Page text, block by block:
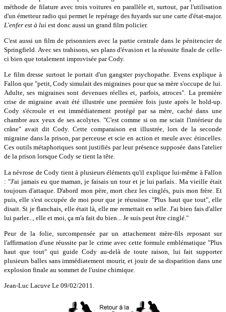
méthode de filature avec trois voitures en parallèle et, surtout, par l'utilisation
d'un émetteur radio qui permet le repérage des fuyards sur une carte d'état-major.
L'enfer est à lui est donc aussi un grand film policier.
C'est aussi un film de prisonniers avec la partie centrale dans le pénitencier de
Springfield. Avec ses trahisons, ses plans d'évasion et la réussite finale de celle-
ci bien que totalement improvisée par Cody.
Le film dresse surtout le portait d'un gangster psychopathe. Evens explique à
Fallon que "petit, Cody simulait des migraines pour que sa mère s'occupe de lui.
Adulte, ses migraines sont devenues réelles et, parfois, atroces". La première
crise de migraine avait été illustrée une première fois juste après le hold-up.
Cody s'écroule et est immédiatement protégé par sa mère, caché dans une
chambre aux yeux de ses acolytes. "C'est comme si on me sciait l'intérieur du
crâne" avait dit Cody. Cette comparaison est illustrée, lors de la seconde
migraine dans la prison, par perceuse et scie en action et meule avec étincelles.
Ces outils métaphoriques sont justifiés par leur présence supposée dans l'atelier
de la prison lorsque Cody se tient la tête.
La névrose de Cody tient à plusieurs éléments qu'il explique lui-même à Fallon
: "J'ai jamais eu que maman, je faisais un tour et je lui parlais.. Ma vieille était
toujours d'attaque. D'abord mon père, mort chez les cinglés, puis mon frère. Et
puis, elle s'est occupée de moi pour que je réussisse. "Plus haut que tout", elle
disait. Si je flanchais, elle était là, elle me remettait en selle. J'ai bien fais d'aller
lui parler..., elle et moi, ça m'a fait du bien... Je suis peut être cinglé."
Peur de la folie, surcompensée par un attachement mère-fils reposant sur
l'affirmation d'une réussite par le crime avec cette formule emblématique "Plus
haut que tout" qui guide Cody au-delà de toute raison, lui fait supporter
plusieurs balles sans immédiatement mourir, et jouir de sa disparition dans une
explosion finale au sommet de l'usine chimique.
Jean-Luc Lacuve Le 09/02/2011.